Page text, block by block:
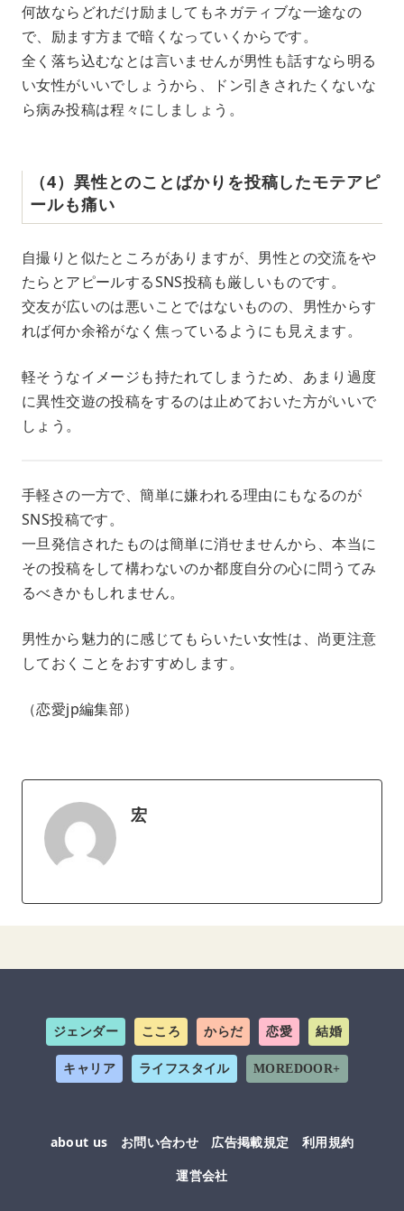
何故ならどれだけ励ましてもネガティブな一途なの
で、励ます方まで暗くなっていくからです。
全く落ち込むなとは言いませんが男性も話すなら明る
い女性がいいでしょうから、ドン引きされたくないな
ら病み投稿は程々にしましょう。
（4）異性とのことばかりを投稿したモテアピ
ールも痛い
自撮りと似たところがありますが、男性との交流をや
たらとアピールするSNS投稿も厳しいものです。
交友が広いのは悪いことではないものの、男性からす
れば何か余裕がなく焦っているようにも見えます。
軽そうなイメージも持たれてしまうため、あまり過度
に異性交遊の投稿をするのは止めておいた方がいいで
しょう。
手軽さの一方で、簡単に嫌われる理由にもなるのが
SNS投稿です。
一旦発信されたものは簡単に消せませんから、本当に
その投稿をして構わないのか都度自分の心に問うてみ
るべきかもしれません。
男性から魅力的に感じてもらいたい女性は、尚更注意
しておくことをおすすめします。
（恋愛jp編集部）
宏
ジェンダー こころ からだ 恋愛 結婚
キャリア ライフスタイル MOREDOOR+
about us お問い合わせ 広告掲載規定
利用規約
運営会社